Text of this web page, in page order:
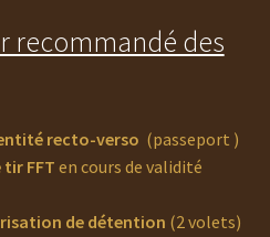
recommandé des
recto-verso (passeport )
tir FFTen cours de validité
de détention (2 volets)